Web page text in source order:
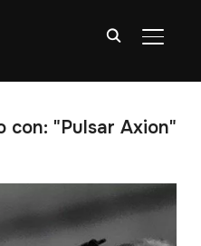
APRI/
con: "Pulsar Axion"